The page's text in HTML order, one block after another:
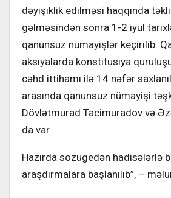
dəyişiklik edilməsi haqqında
gəlməsindən sonra 1-2 iyul
qanunsuz nümayişlər keçirilib.
aksiyalarda konstitusiya
cəhd ittihamı ilə 14 nəfər
arasında qanunsuz nümayişi
Dövlətmurad Tacimuradov və
da var.
Hazırda sözügedən hadisələrlə
araşdırmalara başlanılıb”, –